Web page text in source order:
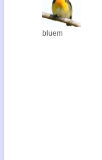
bluem